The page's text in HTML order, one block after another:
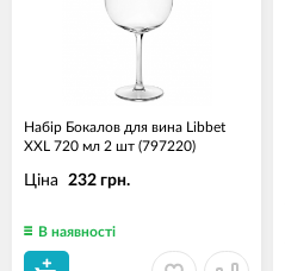
Набір Бокалов для вина Libbet
XXL 720 мл 2 шт (797220)
Ціна 232 грн.
В наявності